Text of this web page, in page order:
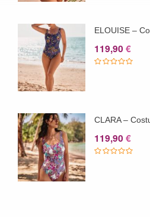
ELOUISE –
119,90€
CLARA –
119,90€